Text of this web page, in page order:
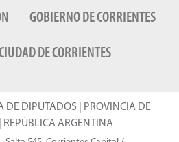
GOBIERNO DE CORRIENTES
DE CORRIENTES
DE DIPUTADOS | PROVINCIA DE
REPÚBLICA ARGENTINA